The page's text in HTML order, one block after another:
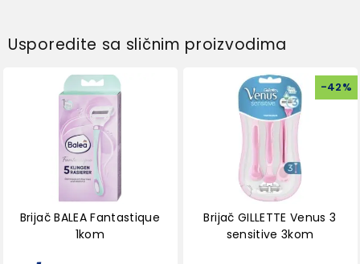
Usporedite sa sličnim proizvodima
Brijač BALEA Fantastique
1kom
-42%
Brijač GILLETTE Venus 3
sensitive 3kom